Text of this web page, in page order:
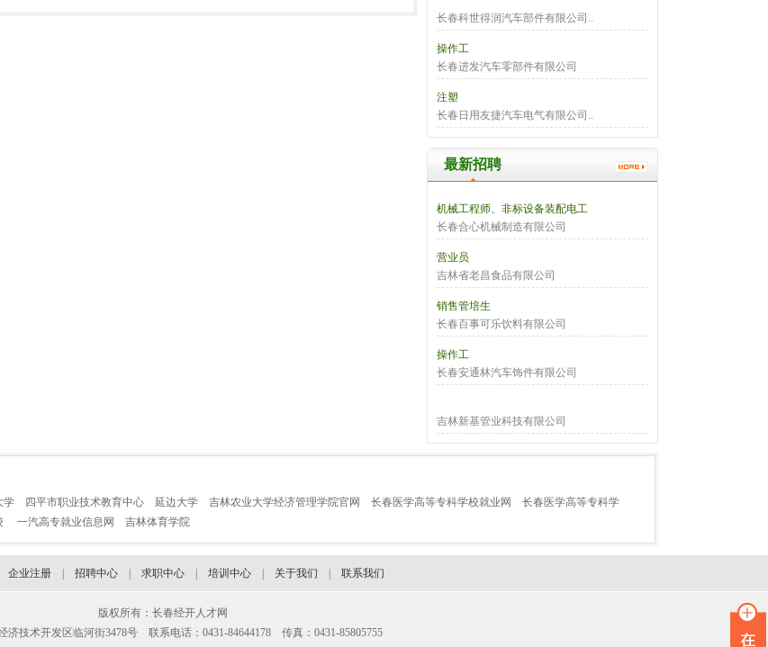
长春科世得润汽车部件有限公司..
操作工
长春进发汽车零部件有限公司
注塑
长春日用友捷汽车电气有限公司..
最新招聘
机械工程师、非标设备装配电工
长春合心机械制造有限公司
营业员
吉林省老昌食品有限公司
销售管培生
长春百事可乐饮料有限公司
操作工
长春安通林汽车饰件有限公司
吉林新基管业科技有限公司
学 四平市职业技术教育中心 延边大学 吉林农业大学经济管理学院官网 长春医学高等专科学校就业网
长春医学高等专科学
一汽高专就业信息网 吉林体育学院
企业注册 招聘中心 求职中心 培训中心 关于我们 联系我们
版权所有：长春经开人才网
济技术开发区临河街3478号 联系电话：0431-84644178 传真：0431-85805755